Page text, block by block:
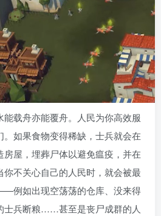
载舟亦能覆舟。人民为你高效服
如果食物变得稀缺，士兵就会在
屋，埋葬尸体以避免瘟疫，并在
不关心自己的人民时，就会被最
例如出现空荡荡的仓库、没来得
士兵断粮……甚至是丧尸成群的人